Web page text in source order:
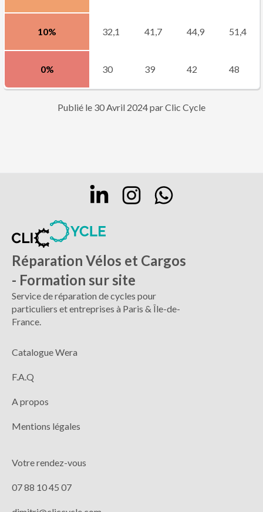
10% 32,1 41,7 44,9 51,4
0% 30 39 42 48
Publié le 30 Avril 2024parClic Cycle
Réparation Vélos et Cargos
- Formation sur site
Service de réparation de cycles pour
particuliers et entreprises à Paris & Île-de-
France.
Catalogue Wera
F.A.Q
A propos
Mentions légales
Votre rendez-vous
07 88 10 45 07